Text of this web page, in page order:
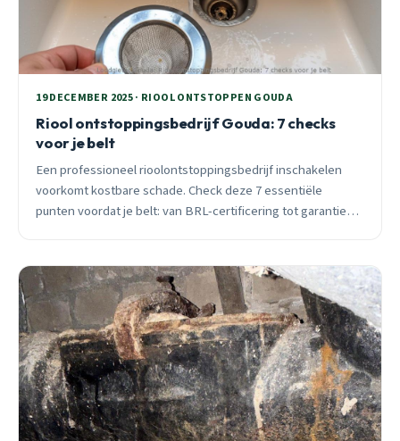
19 DECEMBER 2025 · RIOOL ONTSTOPPEN GOUDA
Riool ontstoppingsbedrijf Gouda: 7 checks
voor je belt
Een professioneel rioolontstoppingsbedrijf inschakelen
voorkomt kostbare schade. Check deze 7 essentiële
punten voordat je belt: van BRL-certificering tot garanties